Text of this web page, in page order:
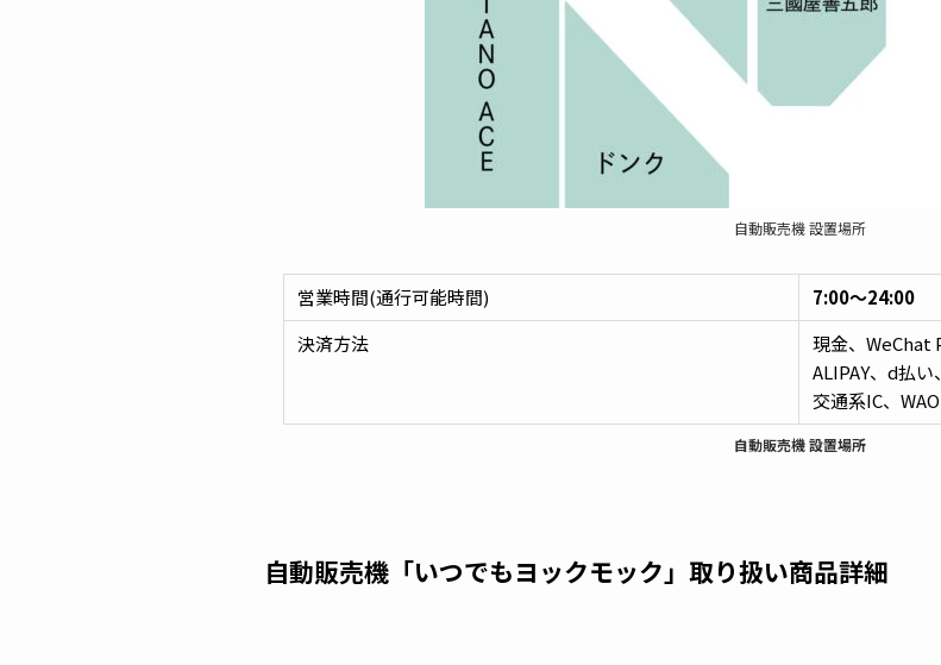
自動販売機 設置場所
営業時間(通行可能時間)
7:00～24:00
決済方法
現金、WeChat
ALIPAY、d払い
交通系IC、
自動販売機 設置場所
自動販売機「いつでもヨックモック」取り扱い商品詳細